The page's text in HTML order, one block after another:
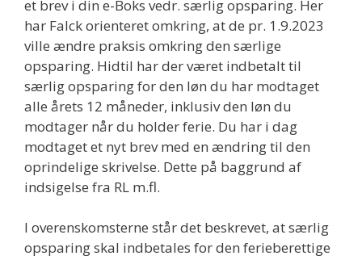
et brev i din e-Boks vedr. særlig opsparing. Her
har Falck orienteret omkring, at de pr. 1.9.2023
ville ændre praksis omkring den særlige
opsparing. Hidtil har der været indbetalt til
særlig opsparing for den løn du har modtaget
alle årets 12 måneder, inklusiv den løn du
modtager når du holder ferie. Du har i dag
modtaget et nyt brev med en ændring til den
oprindelige skrivelse. Dette på baggrund af
indsigelse fra RL m.fl.
I overenskomsterne står det beskrevet, at særlig
opsparing skal indbetales for den ferieberettige